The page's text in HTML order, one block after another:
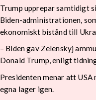
Trump upprepar samtidigt
Biden-administrationen,
ekonomiskt bistånd till
– Biden gav Zelenskyj
Donald Trump, enligt
Presidenten menar att
egna lager igen.